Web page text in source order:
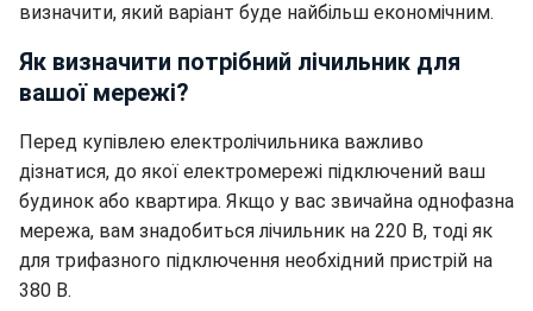
визначити, який варіант буде найбільш економічним.
Як визначити потрібний лічильник для
вашої мережі?
Перед купівлею електролічильника важливо
дізнатися, до якої електромережі підключений ваш
будинок або квартира. Якщо у вас звичайна однофазна
мережа, вам знадобиться лічильник на 220 В, тоді як
для трифазного підключення необхідний пристрій на
380 В.